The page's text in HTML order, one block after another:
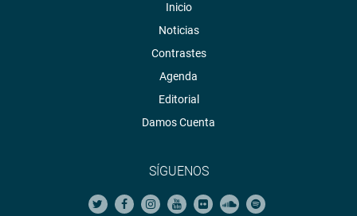
Inicio
Noticias
Contrastes
Agenda
Editorial
Damos Cuenta
SÍGUENOS